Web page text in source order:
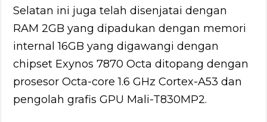
Selatan ini juga telah disenjatai dengan
RAM 2GB yang dipadukan dengan memori
internal 16GB yang digawangi dengan
chipset Exynos 7870 Octa ditopang dengan
prosesor Octa-core 1.6 GHz Cortex-A53 dan
pengolah grafis GPU Mali-T830MP2.